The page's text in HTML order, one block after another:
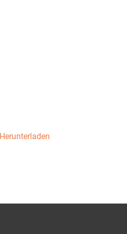
Herunterladen